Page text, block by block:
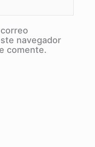
navegador
comente.